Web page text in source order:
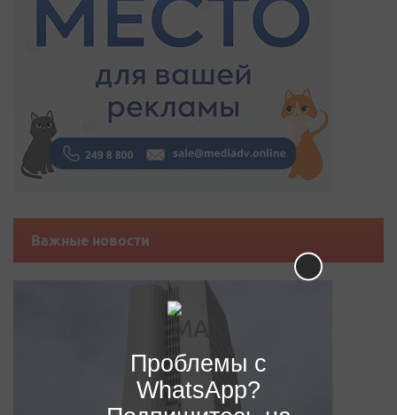
Важные новости
Проблемы с
WhatsApp?